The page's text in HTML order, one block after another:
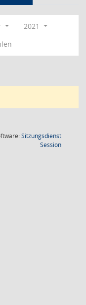
2021
Sitzungsdienst
Session(Wird in